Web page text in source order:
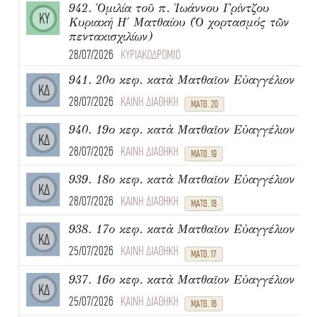
ΚΥ
942. Ὁμιλία τοῦ π. Ἰωάννου Γρίντζου
Κυριακή Η΄ Ματθαίου (Ὁ χορτασμός τῶν
πεντακισχιλίων)
28/07/2026 ΚΥΡΙΑΚΟΔΡΟΜΙΟ
ΚΔ
941. 20ο κεφ. κατὰ Ματθαῖον Εὐαγγέλιον
28/07/2026 ΚΑΙΝΗ ΔΙΑΘΗΚΗ ΜΑΤΘ. 20
ΚΔ
940. 19ο κεφ. κατὰ Ματθαῖον Εὐαγγέλιον
28/07/2026 ΚΑΙΝΗ ΔΙΑΘΗΚΗ ΜΑΤΘ. 19
ΚΔ
939. 18ο κεφ. κατὰ Ματθαῖον Εὐαγγέλιον
28/07/2026 ΚΑΙΝΗ ΔΙΑΘΗΚΗ ΜΑΤΘ. 18
ΚΔ
938. 17ο κεφ. κατὰ Ματθαῖον Εὐαγγέλιον
25/07/2026 ΚΑΙΝΗ ΔΙΑΘΗΚΗ ΜΑΤΘ. 17
ΚΔ
937. 16ο κεφ. κατὰ Ματθαῖον Εὐαγγέλιον
25/07/2026 ΚΑΙΝΗ ΔΙΑΘΗΚΗ ΜΑΤΘ. 16